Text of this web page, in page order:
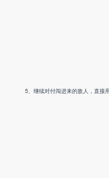
5、继续对付闯进来的敌人，直接